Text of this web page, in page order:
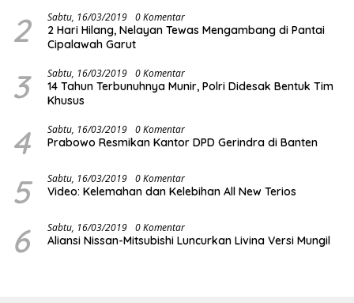
2 Sabtu, 16/03/2019 0 Komentar
2 Hari Hilang, Nelayan Tewas Mengambang di Pantai
Cipalawah Garut
3 Sabtu, 16/03/2019 0 Komentar
14 Tahun Terbunuhnya Munir, Polri Didesak Bentuk Tim
Khusus
4 Sabtu, 16/03/2019 0 Komentar
Prabowo Resmikan Kantor DPD Gerindra di Banten
5 Sabtu, 16/03/2019 0 Komentar
Video: Kelemahan dan Kelebihan All New Terios
6 Sabtu, 16/03/2019 0 Komentar
Aliansi Nissan-Mitsubishi Luncurkan Livina Versi Mungil